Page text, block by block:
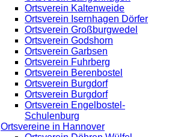
Ortsverein Kaltenweide
Ortsverein Isernhagen Dörfer
Ortsverein Großburgwedel
Ortsverein Godshorn
Ortsverein Garbsen
Ortsverein Fuhrberg
Ortsverein Berenbostel
Ortsverein Burgdorf
Ortsverein Burgdorf
Ortsverein Engelbostel-
Schulenburg
Ortsvereine in Hannover